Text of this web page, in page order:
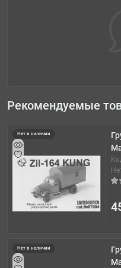
Рекомендуемые
Нет в наличии
Нет в наличии